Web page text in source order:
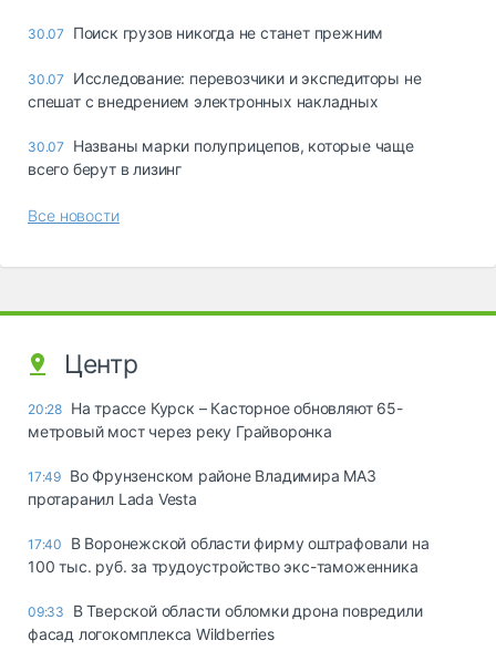
30.07 Поиск грузов никогда не станет прежним
30.07
Исследование: перевозчики и экспедиторы не
спешат с внедрением электронных накладных
30.07
Названы марки полуприцепов, которые чаще
всего берут в лизинг
Все новости
Центр
20:28 На трассе Курск – Касторное обновляют 65-
метровый мост через реку Грайворонка
17:49 Во Фрунзенском районе Владимира МАЗ
протаранил Lada Vesta
17:40
В Воронежской области фирму оштрафовали на
100 тыс. руб. за трудоустройство экс-таможенника
09:33
В Тверской области обломки дрона повредили
фасад логокомплекса Wildberries